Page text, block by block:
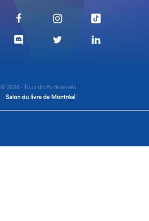
© 2026 - Tous droits réservés